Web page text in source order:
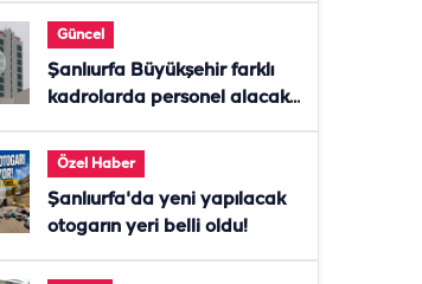
Güncel
Şanlıurfa Büyükşehir farklı
kadrolarda personel alacak!
Özel Haber
Şanlıurfa'da yeni yapılacak
otogarın yeri belli oldu!